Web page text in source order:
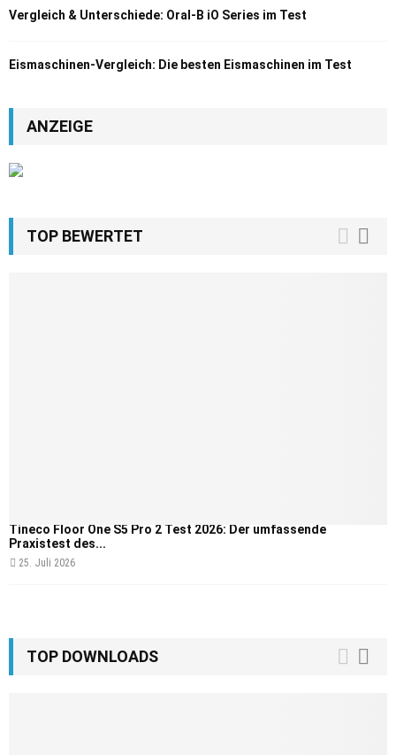
Vergleich & Unterschiede: Oral-B iO Series im Test
Eismaschinen-Vergleich: Die besten Eismaschinen im Test
ANZEIGE
TOP BEWERTET
Tineco Floor One S5 Pro 2 Test 2026: Der umfassende
Praxistest des...
25. Juli 2026
TOP DOWNLOADS